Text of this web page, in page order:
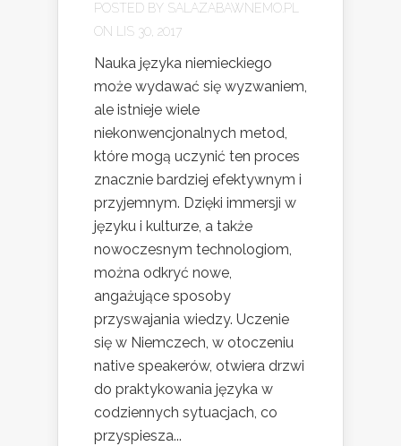
POSTED BY SALAZABAWNEMO.PL
ON LIS 30, 2017
Nauka języka niemieckiego
może wydawać się wyzwaniem,
ale istnieje wiele
niekonwencjonalnych metod,
które mogą uczynić ten proces
znacznie bardziej efektywnym i
przyjemnym. Dzięki immersji w
języku i kulturze, a także
nowoczesnym technologiom,
można odkryć nowe,
angażujące sposoby
przyswajania wiedzy. Uczenie
się w Niemczech, w otoczeniu
native speakerów, otwiera drzwi
do praktykowania języka w
codziennych sytuacjach, co
przyspiesza...